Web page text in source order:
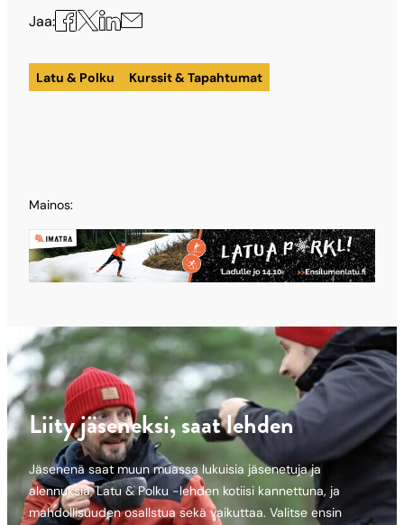
Jaa: Jaa
Facebookissa
Jaa
X:ssä
Jaa
LinkedInissä
Jaa
sähköpostilla
Latu & Polku Kurssit & Tapahtumat
Mainos:
Liity jäseneksi, saat lehden
Jäsenenä saat muun muassa lukuisia jäsenetuja ja
alennuksia, Latu & Polku -lehden kotiisi kannettuna, ja
mahdollisuuden osallstua sekä vaikuttaa. Valitse ensin